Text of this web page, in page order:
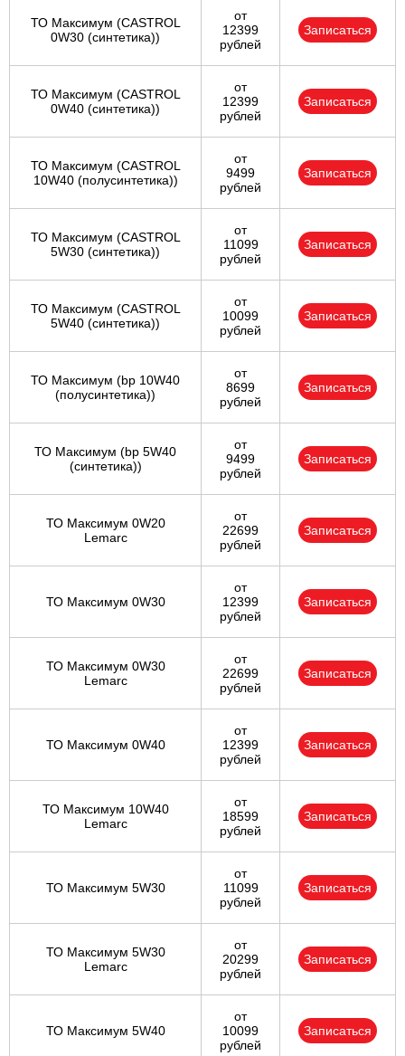
ТО Максимум (CASTROL
0W30 (синтетика))
от
12399
рублей
Записаться
ТО Максимум (CASTROL
0W40 (синтетика))
от
12399
рублей
Записаться
ТО Максимум (CASTROL
10W40 (полусинтетика))
от
9499
рублей
Записаться
ТО Максимум (CASTROL
5W30 (синтетика))
от
11099
рублей
Записаться
ТО Максимум (CASTROL
5W40 (синтетика))
от
10099
рублей
Записаться
ТО Максимум (bp 10W40
(полусинтетика))
от
8699
рублей
Записаться
ТО Максимум (bp 5W40
(синтетика))
от
9499
рублей
Записаться
ТО Максимум 0W20
Lemarc
от
22699
рублей
Записаться
ТО Максимум 0W30
от
12399
рублей
Записаться
ТО Максимум 0W30
Lemarc
от
22699
рублей
Записаться
ТО Максимум 0W40
от
12399
рублей
Записаться
ТО Максимум 10W40
Lemarc
от
18599
рублей
Записаться
ТО Максимум 5W30
от
11099
рублей
Записаться
ТО Максимум 5W30
Lemarc
от
20299
рублей
Записаться
ТО Максимум 5W40
от
10099
рублей
Записаться